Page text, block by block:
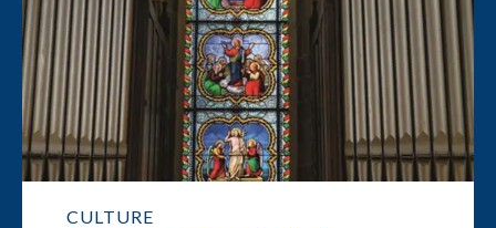
CULTURE